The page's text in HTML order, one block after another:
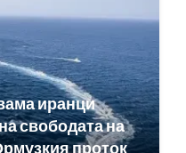
иранци
свободата на
проток